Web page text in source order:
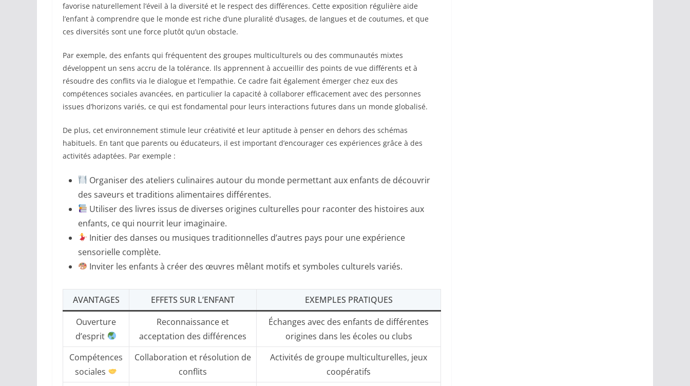
favorise naturellement l’éveil à la diversité et le respect des différences. Cette exposition régulière aide
l’enfant à comprendre que le monde est riche d’une pluralité d’usages, de langues et de coutumes, et que
ces diversités sont une force plutôt qu’un obstacle.
Par exemple, des enfants qui fréquentent des groupes multiculturels ou des communautés mixtes
développent un sens accru de la tolérance. Ils apprennent à accueillir des points de vue différents et à
résoudre des conflits via le dialogue et l’empathie. Ce cadre fait également émerger chez eux des
compétences sociales avancées, en particulier la capacité à collaborer efficacement avec des personnes
issues d’horizons variés, ce qui est fondamental pour leurs interactions futures dans un monde globalisé.
De plus, cet environnement stimule leur créativité et leur aptitude à penser en dehors des schémas
habituels. En tant que parents ou éducateurs, il est important d’encourager ces expériences grâce à des
activités adaptées. Par exemple :
Organiser des ateliers culinaires autour du monde permettant aux enfants de découvrir
des saveurs et traditions alimentaires différentes.
Utiliser des livres issus de diverses origines culturelles pour raconter des histoires aux
enfants, ce qui nourrit leur imaginaire.
Initier des danses ou musiques traditionnelles d’autres pays pour une expérience
sensorielle complète.
Inviter les enfants à créer des œuvres mêlant motifs et symboles culturels variés.
AVANTAGES EFFETS SUR L’ENFANT
EXEMPLES PRATIQUES
Ouverture
d’esprit
Reconnaissance et
acceptation des différences
Échanges avec des enfants de différentes
origines dans les écoles ou clubs
Compétences
sociales
Collaboration et résolution de
conflits
Activités de groupe multiculturelles, jeux
coopératifs